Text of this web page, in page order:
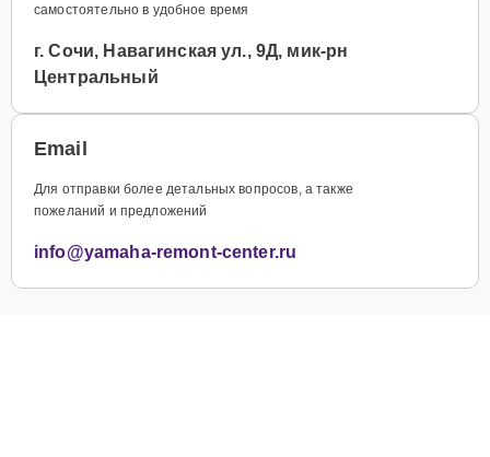
самостоятельно в удобное время
г. Сочи, Навагинская ул., 9Д, мик-рн
Центральный
Email
Для отправки более детальных вопросов, а также
пожеланий и предложений
info@yamaha-remont-center.ru